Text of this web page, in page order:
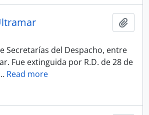
Secretarías del Despacho, entre
Fue extinguida por R.D. de 28 de
Read more